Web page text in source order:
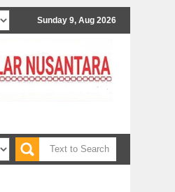
Sunday 9, Aug 2026